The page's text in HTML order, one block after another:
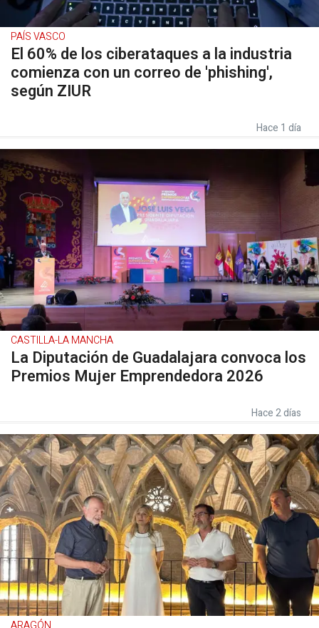
PAÍS VASCO
El 60% de los ciberataques a la industria
comienza con un correo de 'phishing',
según ZIUR
Hace 1 día
CASTILLA-LA MANCHA
La Diputación de Guadalajara convoca los
Premios Mujer Emprendedora 2026
Hace 2 días